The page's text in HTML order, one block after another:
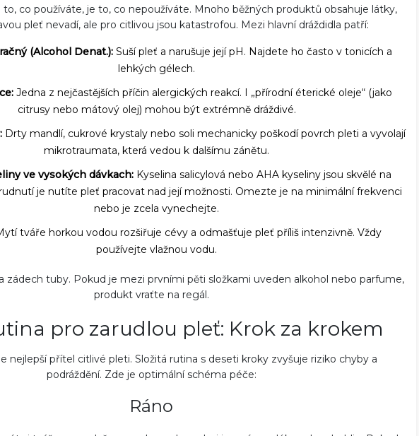
to, co používáte, je to, co nepoužíváte. Mnoho běžných produktů obsahuje látky,
pleť nevadí, ale pro citlivou jsou katastrofou. Mezi hlavní dráždidla patří:
(Alcohol Denat.):Suší pleť a narušuje její pH. Najdete ho často v tonicích a
lehkých gélech.
Jedna z nejčastějších příčin alergických reakcí. I „přírodní éterické oleje“ (jako
citrusy nebo mátový olej) mohou být extrémně dráždivé.
Drty mandlí, cukrové krystaly nebo soli mechanicky poškodí povrch pleti a vyvolají
mikrotraumata, která vedou k dalšímu zánětu.
ve vysokých dávkach:Kyselina salicylová nebo AHA kyseliny jsou skvělé na
je nutíte pleť pracovat nad její možnosti. Omezte je na minimální frekvenci
nebo je zcela vynechejte.
tváře horkou vodou rozšiřuje cévy a odmašťuje pleť příliš intenzivně. Vždy
používejte vlažnou vodu.
zádech tuby. Pokud je mezi prvními pěti složkami uveden alkohol nebo parfume,
produkt vraťte na regál.
pro zarudlou pleť: Krok za krokem
nejlepší přítel citlivé pleti. Složitá rutina s deseti kroky zvyšuje riziko chyby a
podráždění. Zde je optimální schéma péče:
Ráno